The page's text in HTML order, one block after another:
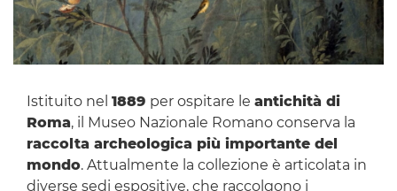
Istituito nel 1889 per ospitare le antichità di
Roma, il Museo Nazionale Romano conserva la
raccolta archeologica più importante del
mondo. Attualmente la collezione è articolata in
diverse sedi espositive, che raccolgono i